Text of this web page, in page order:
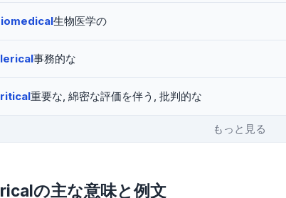
生物医学の
事務的な
重要な, 綿密な評価を伴う, 批判的な
もっと見る
の主な意味と例文